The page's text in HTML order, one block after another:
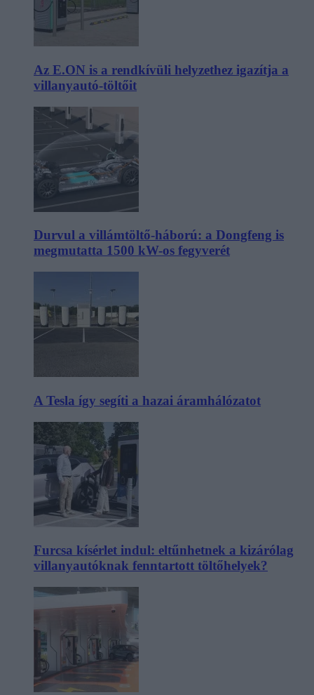
Az E.ON is a rendkívüli helyzethez igazítja a
villanyautó-töltőit
Durvul a villámtöltő-háború: a Dongfeng is
megmutatta 1500 kW-os fegyverét
A Tesla így segíti a hazai áramhálózatot
Furcsa kísérlet indul: eltűnhetnek a kizárólag
villanyautóknak fenntartott töltőhelyek?